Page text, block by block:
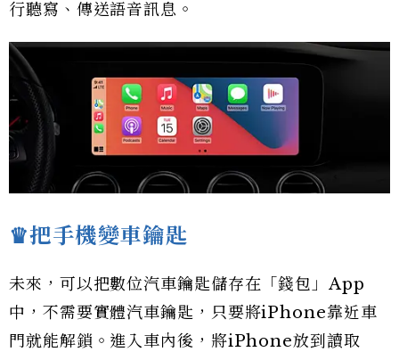
行聽寫、傳送語音訊息。
♛把手機變車鑰匙
未來，可以把數位汽車鑰匙儲存在「錢包」App
中，不需要實體汽車鑰匙，只要將iPhone靠近車
門就能解鎖。進入車內後，將iPhone放到讀取